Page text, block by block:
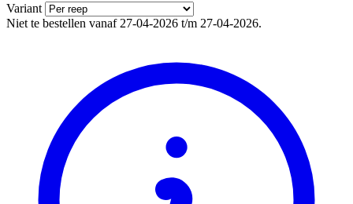
Variant
Niet te bestellen vanaf 27-04-2026 t/m 27-04-2026.